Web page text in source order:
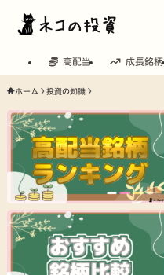
高配当 成長銘柄
ホーム 投資の知識